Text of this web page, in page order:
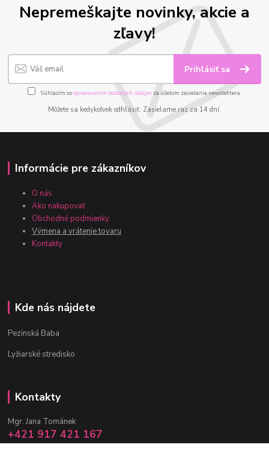
Nepremeškajte novinky, akcie a
zľavy!
Prihlásiť sa
Súhlasím sospracovaním osobných údajov za účelom zasielania newslettera.
Môžete sa kedykoľvek odhlásiť. Zasielame raz za 14 dní.
Informácie pre zákazníkov
O nás
Ako nakupovať
Obchodné podmienky
Výmena a vrátenie tovaru
Kontakty
Kde nás nájdete
Pezinská Baba
Lyžiarské stredisko
Kontakty
Mgr. Jana Tománek
+421 917 421 167
(Po-Pia, 10 -17 hod.)